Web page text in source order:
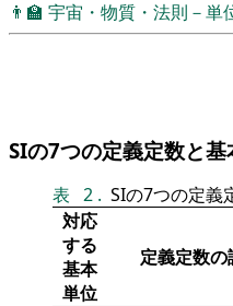
👨‍🏫 宇宙・物質・法則－単
SIの7つの定義定数と基
表 2 . SIの7つの定義
対応
する
基本
単位
定義定数の